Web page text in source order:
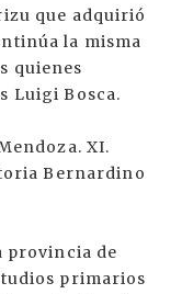
que adquirió
la misma
quienes
Luigi Bosca.
XI.
Bernardino
provincia de
primarios